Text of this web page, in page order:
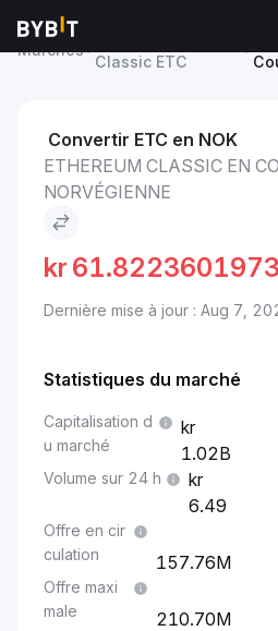
Marchés
Classic ETC
Convertir ETC en NOK
ETHEREUM CLASSIC EN
NORVÉGIENNE
kr
Dernière mise à jour : Aug 7,
Statistiques du marché
Capitalisation d
u marché
1.02B
Volume sur 24 h
6.49
Offre en cir
culation
157.76M
Offre maxi
male
210.70M